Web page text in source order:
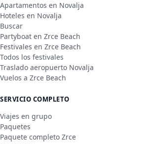
Apartamentos en Novalja
Hoteles en Novalja
Buscar
Partyboat en Zrce Beach
Festivales en Zrce Beach
Todos los festivales
Traslado aeropuerto Novalja
Vuelos a Zrce Beach
SERVICIO COMPLETO
Viajes en grupo
Paquetes
Paquete completo Zrce